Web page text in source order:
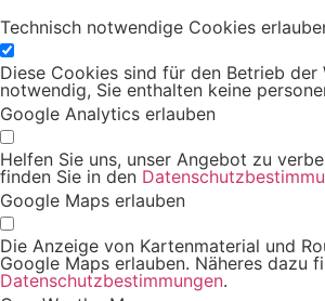
Technisch notwendige Cookies
Diese Cookies sind für den Betrieb der
notwendig, Sie enthalten keine
Google Analytics erlauben
Helfen Sie uns, unser Angebot zu
finden Sie in den
Google Maps erlauben
Die Anzeige von Kartenmaterial und
Google Maps erlauben. Näheres dazu
Datenschutzbestimmungen.